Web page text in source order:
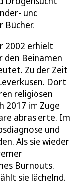
und
2002 erhielt
den Beinamen
Zu der Zeit
Dort
religiösen
2017 im Zuge
abrasierte. Im
und
Als sie wieder
Burnouts.
sie lächelnd.